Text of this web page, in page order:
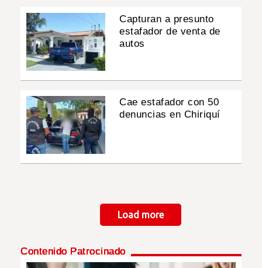
Capturan a presunto
estafador de venta de
autos
Cae estafador con 50
denuncias en Chiriquí
Load more
Contenido Patrocinado